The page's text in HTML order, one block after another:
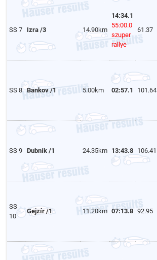
SS 7 Izra /3 14.90km
14:34.1
55:00.0
szuper
rallye
61.37
SS 8 Bankov /1 5.00km 02:57.1 101.64
SS 9 Dubník /1 24.35km 13:43.8 106.41
SS
10
Gejzír /1 11.20km 07:13.8 92.95